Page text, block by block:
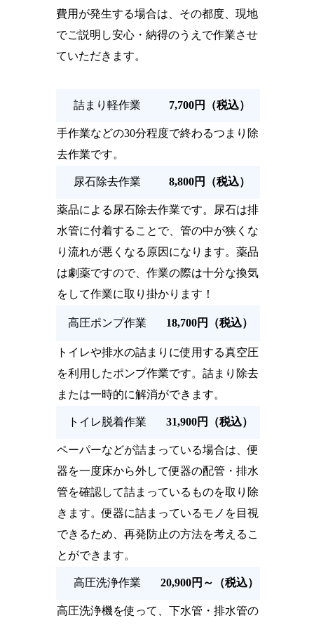
費用が発生する場合は、その都度、現地
でご説明し安心・納得のうえで作業させ
ていただきます。
詰まり軽作業 7,700円（税込）
手作業などの30分程度で終わるつまり除
去作業です。
尿石除去作業 8,800円（税込）
薬品による尿石除去作業です。尿石は排
水管に付着することで、管の中が狭くな
り流れが悪くなる原因になります。薬品
は劇薬ですので、作業の際は十分な換気
をして作業に取り掛かります！
高圧ポンプ作業 18,700円（税込）
トイレや排水の詰まりに使用する真空圧
を利用したポンプ作業です。詰まり除去
または一時的に解消ができます。
トイレ脱着作業 31,900円（税込）
ペーパーなどが詰まっている場合は、便
器を一度床から外して便器の配管・排水
管を確認して詰まっているものを取り除
きます。便器に詰まっているモノを目視
できるため、再発防止の方法を考えるこ
とができます。
高圧洗浄作業 20,900円～（税込）
高圧洗浄機を使って、下水管・排水管の